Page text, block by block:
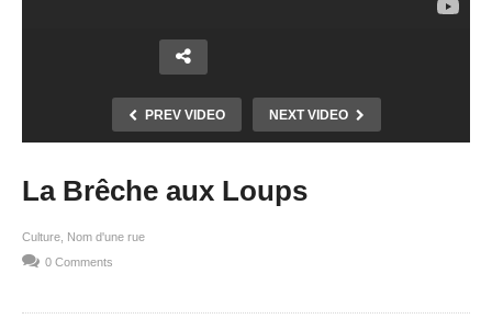
PREV VIDEO NEXT VIDEO
La Brêche aux Loups
Culture
Nom d'une rue
0 Comments